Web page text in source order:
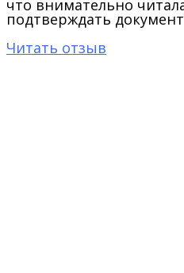
что внимательно
подтверждать
Читать отзыв